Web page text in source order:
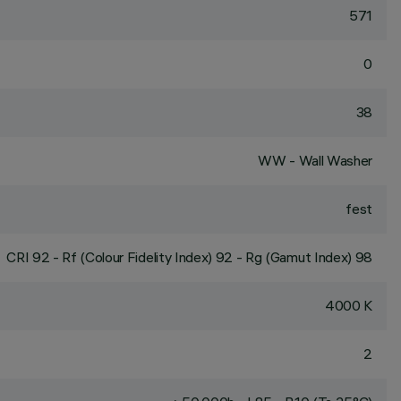
571
0
38
WW - Wall Washer
fest
CRI 92 - Rf (Colour Fidelity Index) 92 - Rg (Gamut Index) 98
4000 K
2